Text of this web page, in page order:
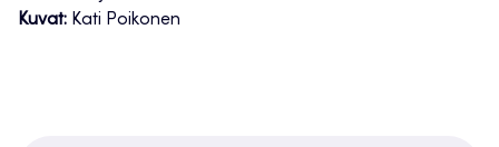
Kuvat: Kati Poikonen